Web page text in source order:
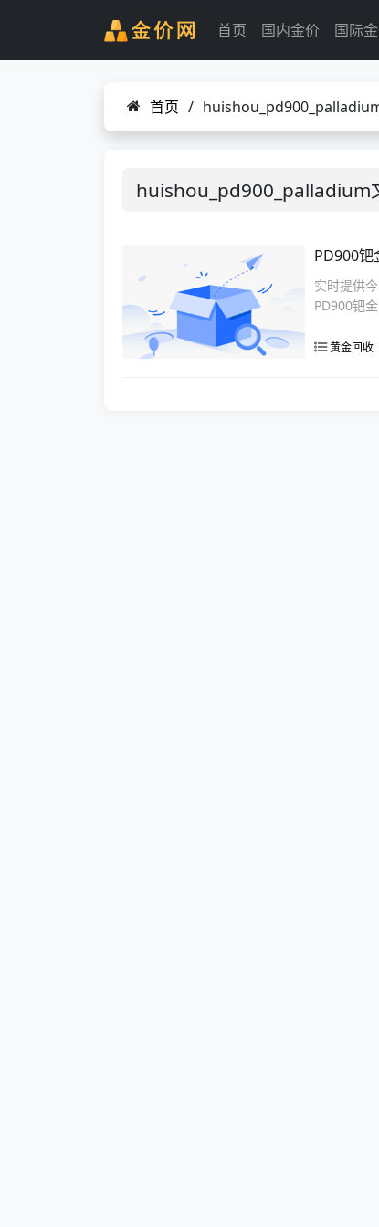
首页 国内金价 国际
首页 /
huishou_pd900_palladium
PD900钯
实时提供
PD900钯
黄金回收